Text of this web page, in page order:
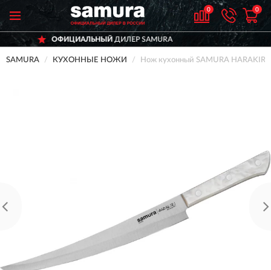
0 0
ДИЛЕР SAMURA
SAMURA КУХОННЫЕ НОЖИ Нож кухонный SAMURA